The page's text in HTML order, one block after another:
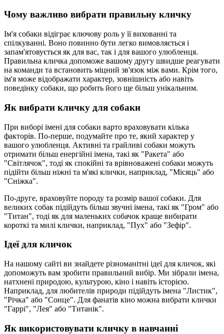
Чому важливо вибрати правильну кличку
Ім'я собаки відіграє ключову роль у її вихованні та
спілкуванні. Воно повинно бути легко вимовляється і
запам'ятовується як для вас, так і для вашого улюбленця.
Правильна кличка допоможе вашому другу швидше реагувати
на команди та встановить міцний зв'язок між вами. Крім того,
ім'я може відображати характер, зовнішність або навіть
поведінку собаки, що робить його ще більш унікальним.
Як вибрати кличку для собаки
При виборі імені для собаки варто враховувати кілька
факторів. По-перше, подумайте про те, який характер у
вашого улюбленця. Активні та грайливі собаки можуть
отримати більш енергійні імена, такі як "Ракета" або
"Світлячок", тоді як спокійні та врівноважені собаки можуть
підійти більш ніжні та м'які клички, наприклад, "Місяць" або
"Сніжка".
По-друге, враховуйте породу та розмір вашої собаки. Для
великих собак підійдуть більш звучні імена, такі як "Гром" або
"Титан", тоді як для маленьких собачок краще вибирати
короткі та милі клички, наприклад, "Пух" або "Зефір".
Ідеї для кличок
На нашому сайті ви знайдете різноманітні ідеї для кличок, які
допоможуть вам зробити правильний вибір. Ми зібрали імена,
натхнені природою, культурою, кіно і навіть історією.
Наприклад, для любителів природи підійдуть імена "Листик",
"Річка" або "Сонце". Для фанатів кіно можна вибрати клички
"Гаррі", "Лея" або "Титанік".
Як використовувати кличку в навчанні